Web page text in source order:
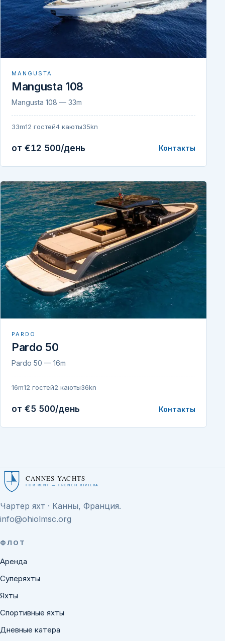
MANGUSTA
Mangusta 108
Mangusta 108 — 33m
33m12 гостей4 каюты35kn
от €12 500/день Контакты
PARDO
Pardo 50
Pardo 50 — 16m
16m12 гостей2 каюты36kn
от €5 500/день Контакты
CANNES YACHTS
FOR RENT — FRENCH RIVIERA
Чартер яхт · Канны, Франция.
info@ohiolmsc.org
ФЛОТ
Аренда
Суперяхты
Яхты
Спортивные яхты
Дневные катера